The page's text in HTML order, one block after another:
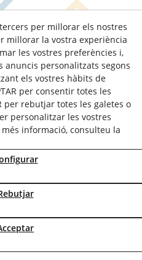
per millorar els nostres
millorar la vostra experiència
les vostres preferències i,
anuncis personalitzats segons
els vostres hàbits de
per consentir totes les
per rebutjar totes les galetes o
personalitzar les vostres
informació, consulteu la